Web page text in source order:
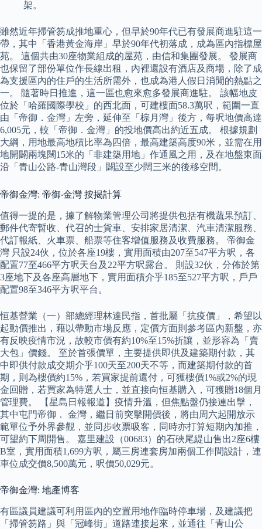
架。
雖然近年掃管笏成推地重心，但早於90年代已有發展商進駐這一
帶，其中「香港黃金海岸」早於90年代初落成，成為區內指標屋
苑。 這個共由30座物業組成的屋苑，由信和集團發展。 發展商
也保留了部份單位作長線出租，內裡還設有酒店及商場，除了成
為支援區內的住戶的生活所需外，也成為港人假日消閒的熱點之
一。 隨著時日推進，這一區也愈來愈多發展商進駐。 該幅地皮
位於「哈羅國際學校」的西北面，可建樓面58.3萬呎，範圍一直
由「帝御．金灣」左旁，延伸至「棕月灣」後方，每呎地價高達
6,005元，較「帝御．金灣」的投地價高出約近五成。 根據規劃
大綱，用地最高地積比率為四倍，最高建築高度90米，並需在用
地開闢兩塊闊15米的「非建築用地」作通風之用，及在地盤東面
沿「青山公路-青山灣段」闢設至少闊三米的後移空間。
帝御金灣: 帝御‧金灣 按揭計算
值得一提的是，據了解物業管理公司將提供包括有機蔬果預訂、
郵件代寄暫收、代召的士貨車、安排家居清潔、汽車清潔服務、
代訂報紙、火車票、船票等住客增值服務及收費服務。 帝御金
灣 只設24伙，位於各座19樓，實用面積由207至547平方呎，各
配置77至466平方呎天台及22平方呎露台。 則設32伙，分佈於第
3座地下及各座高層地下，實用面積介乎185至527平方呎，戶戶
配置98至346平方呎平台。
恒基營業（一）部總經理林達民指，首批屬「抗疫價」，希望以
起動價推出，藉以帶動市場反應，定價方面則參考區內新盤，亦
有反映疫情市況，故較市價有約10%至15%折讓，並形容為「賣
大包」價錢。 至於首張價單，主要提供即供及建築期付款，其
中即供付款成交期介乎100天至200天不等，而建築期付款的首
期，則為樓價約15%，若買家提前還付，可獲樓價1%或2%的現
金回贈，若買家為特選人士，並直接向恒基購入，可獲贈18個月
管理費。 【星島日報報道】疫情升溫，但焦點盤仍接連出擊，
其中屯門帝御． 金灣，繼日前突擊開價後，將由周六起開放示
範單位予外界參觀，並同步收票吸客，同時亦打算短期內加推，
可望約下周開售。 嘉里建設（00683）的石硤尾緹山售出2座6樓
B室，實用面積1,699方呎，屬三房連套房加兩個工作間設計，連
車位成交價8,500萬元，呎價50,029元。
帝御金灣: 地產博客
有區議員建議可利用區內的空置用地作臨時停車場，及建議把
「掃管笏路」與「冠峰街」道路連接起來，並通往「青山公